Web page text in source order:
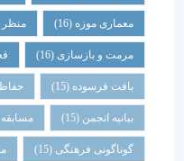
معماری موزه(16) منظر تاریخی
مرمت و بازسازی(16)
بافت فرسوده (15) حفاظت
بیانیه انجمن(15) مسابقه معماری
گوناگونی فرهنگی (15) معماری